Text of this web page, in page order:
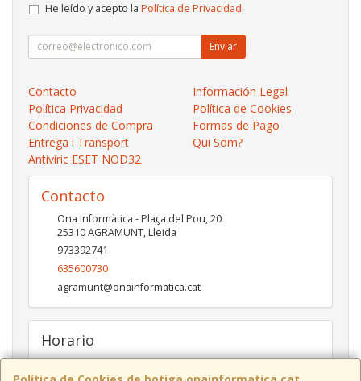
He leído y acepto la Política de Privacidad.
Enviar
Contacto
Información Legal
Política Privacidad
Política de Cookies
Condiciones de Compra
Formas de Pago
Entrega i Transport
Qui Som?
Antivíric ESET NOD32
Contacto
Ona Informàtica - Plaça del Pou, 20
25310AGRAMUNT,Lleida
973392741
635600730
agramunt@onainformatica.cat
Horario
De 9h a 13:15h i de 15:45h a 19:45h de dilluns a divendres.
Dissabtes de De 9:30h a 13:30h